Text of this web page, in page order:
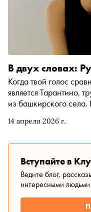
14 апреля 2026 г.
В двух словах:
Когда твой голос
является Тарантино,
из башкирского
больших концертных
расспросили Рушану
студию посреди
конину она
Вступайте в
Ведите блог,
интересными